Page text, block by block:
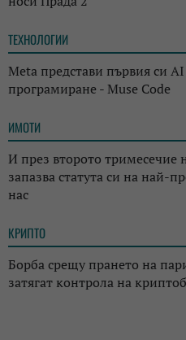
ТЕХНОЛОГИИ
Meta представи първия си
програмиране - Muse Code
ИМОТИ
И през второто тримесечие
запазва статута си на най-
нас
КРИПТО
Борба срещу прането на
затягат контрола на